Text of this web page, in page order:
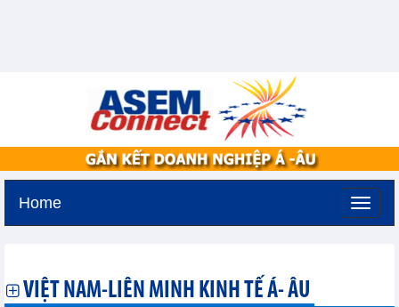
Home
VIỆT NAM-LIÊN MINH KINH TẾ Á- ÂU